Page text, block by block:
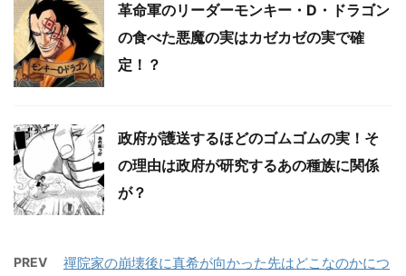
革命軍のリーダーモンキー・D・ドラゴン
の食べた悪魔の実はカゼカゼの実で確
定！？
政府が護送するほどのゴムゴムの実！そ
の理由は政府が研究するあの種族に関係
が？
PREV
禪院家の崩壊後に真希が向かった先はどこなのかにつ